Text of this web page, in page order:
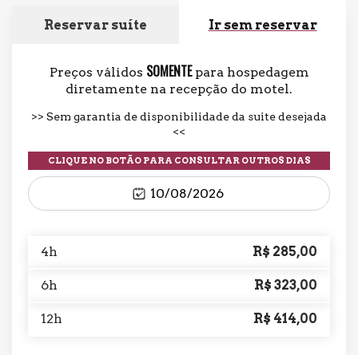
Reservar suíte Ir sem reservar
Preços válidos SOMENTEpara hospedagem
diretamente na recepção do motel.
Sem garantia de disponibilidade da suite desejada
CLIQUE NO BOTÃO PARA CONSULTAR OUTROS DIAS
10/08/2026
4h R$ 285,00
6h R$ 323,00
12h R$ 414,00